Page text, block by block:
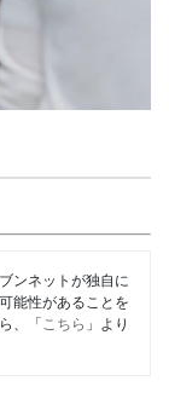
ンネットが独自に
能性があることを
、「 こちら 」より